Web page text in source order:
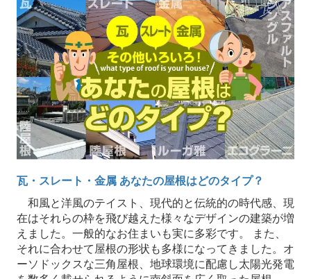
瓦・スレート・金属 あなたの屋根はどのタイプ？
和風と洋風のテイスト、現代的と伝統的の時代感、現
在はそれらの枠を飛び越えた様々なデザインの建築が増
えました。一般的なお住まいも実に多彩です。 また、
それに合わせて屋根の形状も多様になってきました。オ
ーソドックスな三角屋根、地球環境に配慮し太陽光発電